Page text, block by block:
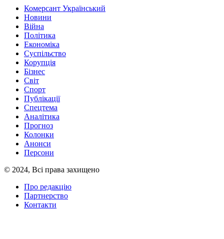
Комерсант Український
Новини
Війна
Політика
Економіка
Суспільство
Корупція
Бізнес
Світ
Спорт
Публікації
Спецтема
Аналітика
Прогноз
Колонки
Анонси
Персони
© 2024, Всі права захищено
Про редакцію
Партнерство
Контакти